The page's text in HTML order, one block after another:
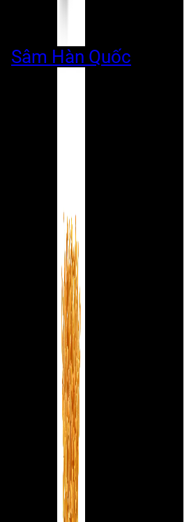
Sâm Hàn Quốc